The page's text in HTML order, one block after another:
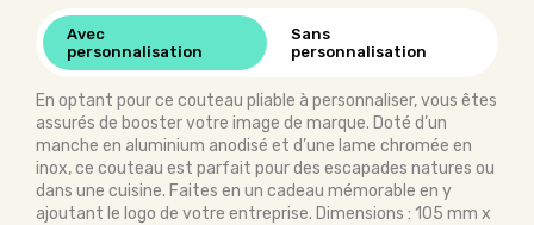
Avec
personnalisation
Sans
personnalisation
En optant pour ce couteau pliable à personnaliser, vous êtes
assurés de booster votre image de marque. Doté d’un
manche en aluminium anodisé et d’une lame chromée en
inox, ce couteau est parfait pour des escapades natures ou
dans une cuisine. Faites en un cadeau mémorable en y
ajoutant le logo de votre entreprise. Dimensions : 105 mm x